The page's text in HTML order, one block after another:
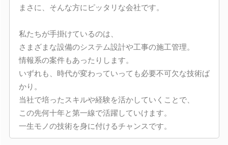
まさに、そんな方にピッタリな会社です。
私たちが手掛けているのは、
さまざまな設備のシステム設計や工事の施工管理。
情報系の案件もあったりします。
いずれも、時代が変わっていっても必要不可欠な技術ば
かり。
当社で培ったスキルや経験を活かしていくことで、
この先何十年と第一線で活躍していけます。
一生モノの技術を身に付けるチャンスです。